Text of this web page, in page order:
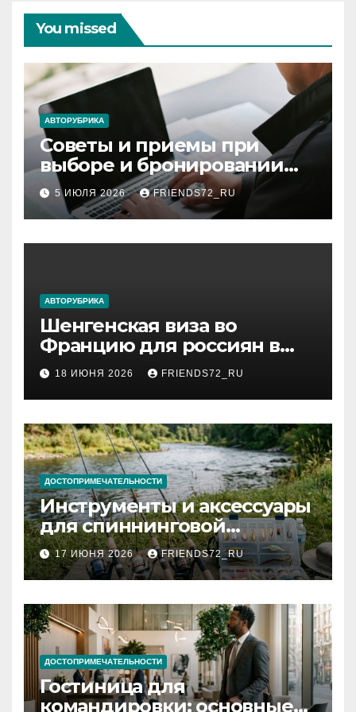
You missed
АВТОРУБРИКА
Советы и приемы при
выборе и бронировании
авиабилетов
5 ИЮЛЯ 2026 FRIENDS72_RU
АВТОРУБРИКА
Шенгенская виза во
Францию для россиян в
2026 году: сроки от 3 дней
и список необходимых
документов
18 ИЮНЯ 2026 FRIENDS72_RU
ДОСТОПРИМЕЧАТЕЛЬНОСТИ
Инструменты и аксессуары
для спиннинговой
рыбалки: назначение и
типы
17 ИЮНЯ 2026 FRIENDS72_RU
ДОСТОПРИМЕЧАТЕЛЬНОСТИ
Гостиница для
командировки: основные